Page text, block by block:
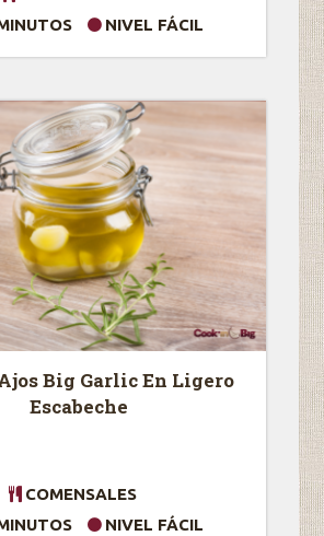
NIVEL FÁCIL
Big Garlic En Ligero
Escabeche
COMENSALES
NIVEL FÁCIL